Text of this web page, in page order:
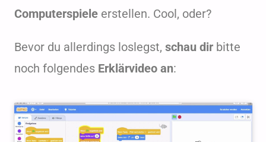
Computerspieleerstellen. Cool, oder?
Bevor du allerdings loslegst, schau dirbitte
noch folgendes Erklärvideo an: